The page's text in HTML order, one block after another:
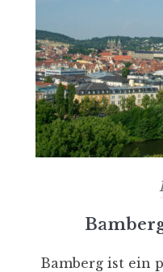
Bamberg ist ein